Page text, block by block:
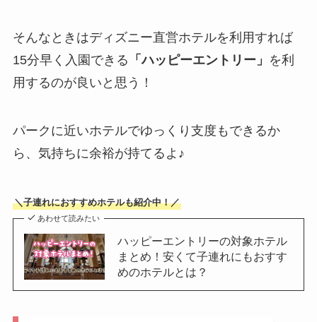
そんなときはディズニー直営ホテルを利用すれば
15分早く入園できる 「ハッピーエントリー」 を利
用するのが良いと思う！
パークに近いホテルでゆっくり支度もできるか
ら、気持ちに余裕が持てるよ♪
＼子連れにおすすめホテルも紹介中！／
あわせて読みたい
ハッピーエントリーの対象ホテル
まとめ！安くて子連れにもおすす
めのホテルとは？